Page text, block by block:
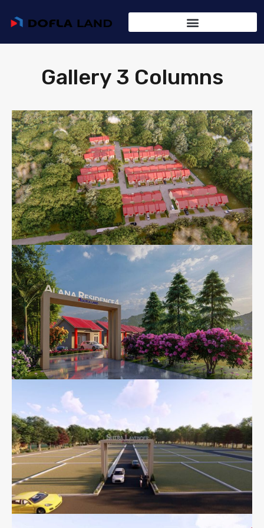
Gallery 3 Columns
Grand Alana View
Alana Residence 4